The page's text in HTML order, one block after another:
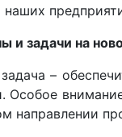
наших
и задачи на
–
направлении